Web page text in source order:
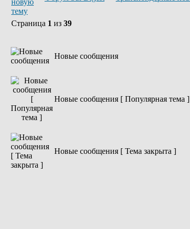
Страница 1 из 39
Новые сообщения
Новые сообщения [ Популярная тема ]
Новые сообщения [ Тема закрыта ]